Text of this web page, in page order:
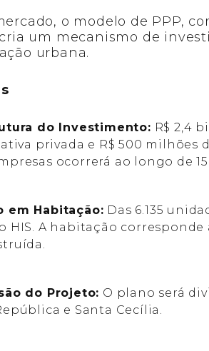
o modelo de PPP,
um mecanismo de
urbana.
do Investimento: R$ 2,4
privada e R$ 500 milhões
ocorrerá ao longo de
em Habitação: Das 6.135
HIS. A habitação corresponde
do Projeto: O plano será
e Santa Cecília.